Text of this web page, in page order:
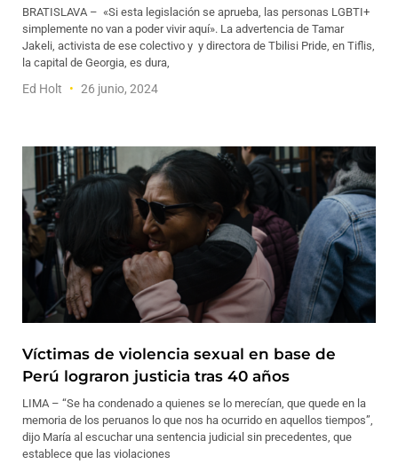
BRATISLAVA – «Si esta legislación se aprueba, las personas LGBTI+
simplemente no van a poder vivir aquí». La advertencia de Tamar
Jakeli, activista de ese colectivo y y directora de Tbilisi Pride, en Tiflis,
la capital de Georgia, es dura,
Ed Holt 26 junio, 2024
Víctimas de violencia sexual en base de
Perú lograron justicia tras 40 años
LIMA – “Se ha condenado a quienes se lo merecían, que quede en la
memoria de los peruanos lo que nos ha ocurrido en aquellos tiempos”,
dijo María al escuchar una sentencia judicial sin precedentes, que
establece que las violaciones